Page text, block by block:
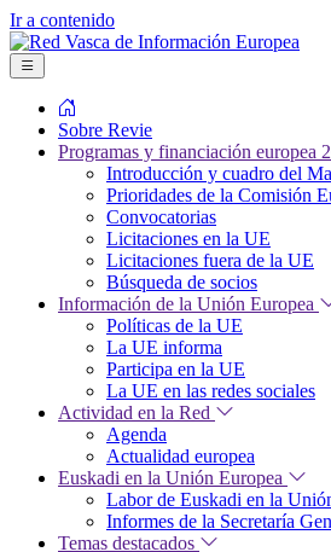
Ir a contenido
Sobre Revie
Programas y financiación europea
Introducción y cuadro del
Prioridades de la Comisión
Convocatorias
Licitaciones en la UE
Licitaciones fuera de la UE
Búsqueda de socios
Información de la Unión Europea
Políticas de la UE
La UE informa
Participa en la UE
La UE en las redes sociales
Actividad en la Red
Agenda
Actualidad europea
Euskadi en la Unión Europea
Labor de Euskadi en la
Informes de la Secretaría
Temas destacados